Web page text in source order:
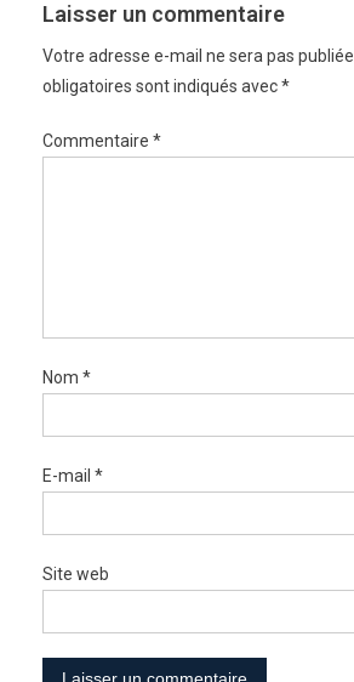
Laisser un commentaire
Votre adresse e-mail ne sera pas publiée.
obligatoires sont indiqués avec*
Commentaire *
Nom *
E-mail *
Site web